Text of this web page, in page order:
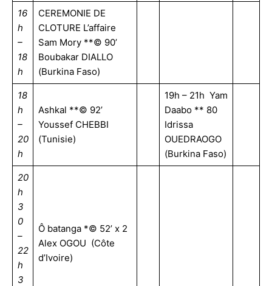
16
h
–
18
h
CEREMONIE DE
CLOTURE L’affaire
Sam Mory **© 90’
Boubakar DIALLO
(Burkina Faso)
18
h
–
20
h
Ashkal **© 92’
Youssef CHEBBI
(Tunisie)
19h – 21h Yam
Daabo ** 80
Idrissa
OUEDRAOGO
(Burkina Faso)
20
h
3
0
–
22
h
3
Ô batanga *© 52’ x 2
Alex OGOU (Côte
d’Ivoire)